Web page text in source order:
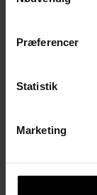
Præferencer
Statistik
Marketing